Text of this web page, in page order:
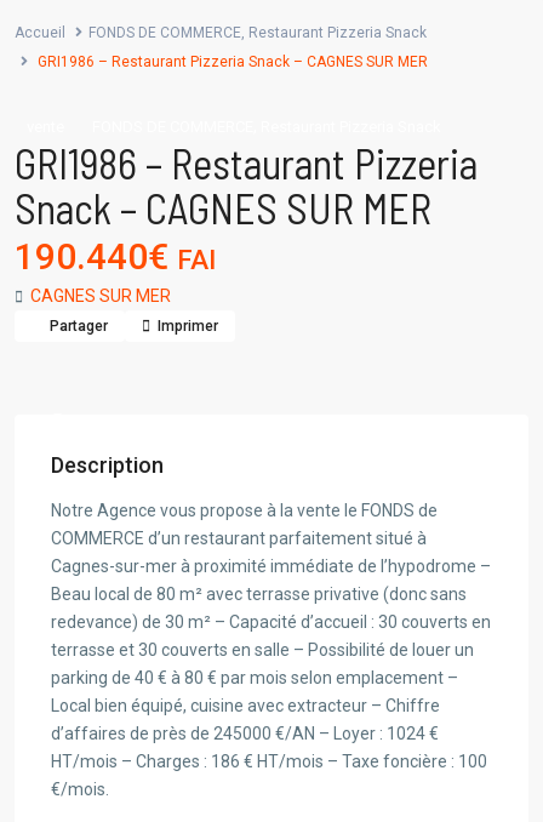
Accueil FONDS DE COMMERCE, Restaurant Pizzeria Snack
GRI1986 – Restaurant Pizzeria Snack – CAGNES SUR MER
GRI1986 – Restaurant Pizzeria
Snack – CAGNES SUR MER
190.440€ FAI
CAGNES SUR MER
Partager Imprimer
Description
Notre Agence vous propose à la vente le FONDS de
COMMERCE d’un restaurant parfaitement situé à
Cagnes-sur-mer à proximité immédiate de l’hypodrome –
Beau local de 80 m² avec terrasse privative (donc sans
redevance) de 30 m² – Capacité d’accueil : 30 couverts en
terrasse et 30 couverts en salle – Possibilité de louer un
parking de 40 € à 80 € par mois selon emplacement –
Local bien équipé, cuisine avec extracteur – Chiffre
d’affaires de près de 245000 €/AN – Loyer : 1024 €
HT/mois – Charges : 186 € HT/mois – Taxe foncière : 100
€/mois.